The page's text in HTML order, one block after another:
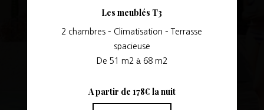
Les meublés T3
2 chambres – Climatisation – Terrasse
spacieuse
De 51 m2 à 68 m2
A partir de 178€ la nuit